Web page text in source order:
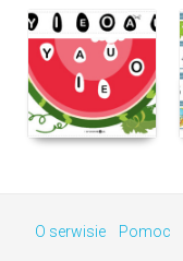
O serwisie Pomoc